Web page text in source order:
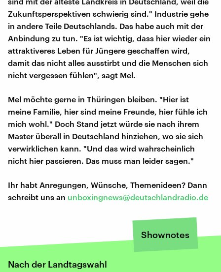
Zukunftsperspektiven schwierig sind." Industrie gehe
in andere Teile Deutschlands. Das habe auch mit der
Anbindung zu tun. "Es ist wichtig, dass hier wieder ein
attraktiveres Leben für Jüngere geschaffen wird,
damit das nicht alles ausstirbt und die Menschen sich
nicht vergessen fühlen", sagt Mel.
Mel möchte gerne in Thüringen bleiben. "Hier ist
meine Familie, hier sind meine Freunde, hier fühle ich
mich wohl." Doch Stand jetzt würde sie nach ihrem
Master überall in Deutschland hinziehen, wo sie sich
verwirklichen kann. "Und das wird wahrscheinlich
nicht hier passieren. Das muss man leider sagen."
Ihr habt Anregungen, Wünsche, Themenideen? Dann
schreibt uns an unboxingnews@deutschlandradio.de
Shownotes
Nach der Landtagswahl